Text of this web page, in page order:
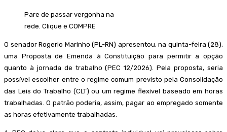
Pare de passar vergonha na
rede. Clique e COMPRE
O senador Rogerio Marinho (PL-RN) apresentou, na quinta-feira (28),
uma Proposta de Emenda à Constituição para permitir a opção
quanto à jornada de trabalho (PEC 12/2026). Pela proposta, seria
possível escolher entre o regime comum previsto pela Consolidação
das Leis do Trabalho (CLT) ou um regime flexível baseado em horas
trabalhadas. O patrão poderia, assim, pagar ao empregado somente
as horas efetivamente trabalhadas.